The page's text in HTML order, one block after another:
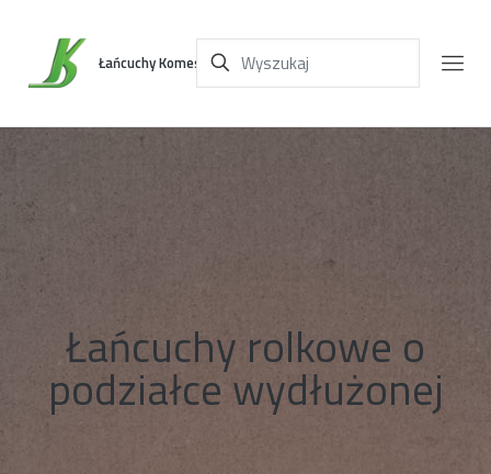
Łańcuchy Komes
Łańcuchy rolkowe o
podziałce wydłużonej